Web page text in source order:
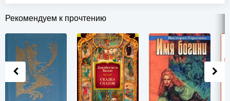
Рекомендуем к прочтению